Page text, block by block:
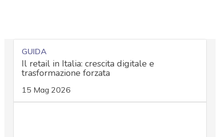
GUIDA
Il retail in Italia: crescita digitale e
trasformazione forzata
15 Mag 2026